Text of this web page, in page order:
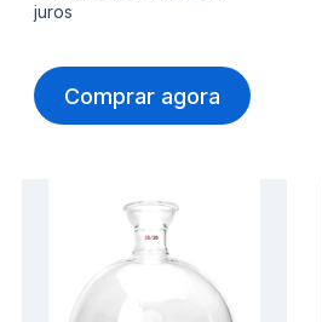
juros
Comprar agora
Adicionar
lista
Adicionar